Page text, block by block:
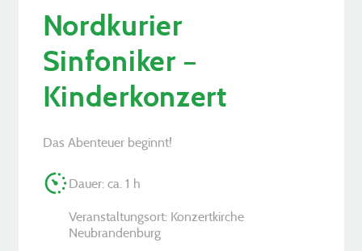
Nordkurier
Sinfoniker –
Kinderkonzert
Das Abenteuer beginnt!
Dauer: ca. 1 h
Veranstaltungsort: Konzertkirche
Neubrandenburg